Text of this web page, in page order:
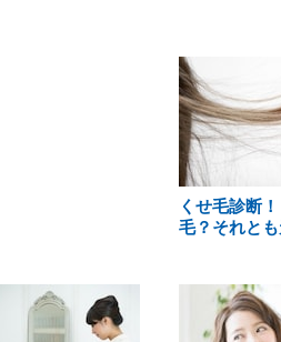
くせ毛診断
毛？それと